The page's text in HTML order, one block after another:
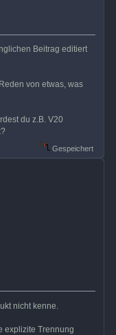
Beitrag editiert
von etwas, was
du z.B. V20
Gespeichert
nicht kenne.
explizite Trennung